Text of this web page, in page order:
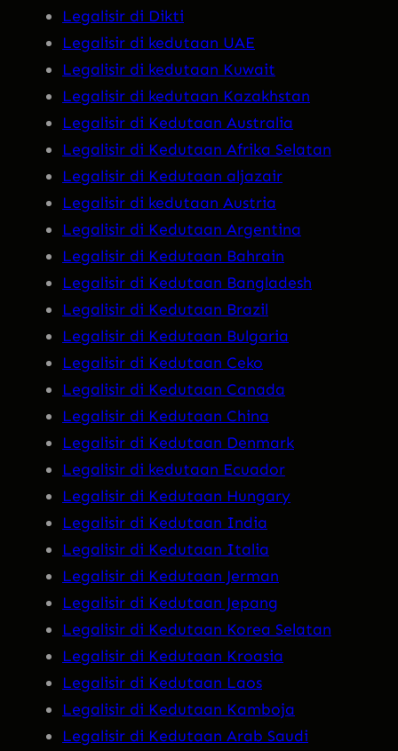
Legalisir di Dikti
Legalisir di kedutaan UAE
Legalisir di kedutaan Kuwait
Legalisir di kedutaan Kazakhstan
Legalisir di Kedutaan Australia
Legalisir di Kedutaan Afrika Selatan
Legalisir di Kedutaan aljazair
Legalisir di kedutaan Austria
Legalisir di Kedutaan Argentina
Legalisir di Kedutaan Bahrain
Legalisir di Kedutaan Bangladesh
Legalisir di Kedutaan Brazil
Legalisir di Kedutaan Bulgaria
Legalisir di Kedutaan Ceko
Legalisir di Kedutaan Canada
Legalisir di Kedutaan China
Legalisir di Kedutaan Denmark
Legalisir di kedutaan Ecuador
Legalisir di Kedutaan Hungary
Legalisir di Kedutaan India
Legalisir di Kedutaan Italia
Legalisir di Kedutaan Jerman
Legalisir di Kedutaan Jepang
Legalisir di Kedutaan Korea Selatan
Legalisir di Kedutaan Kroasia
Legalisir di Kedutaan Laos
Legalisir di Kedutaan Kamboja
Legalisir di Kedutaan Arab Saudi